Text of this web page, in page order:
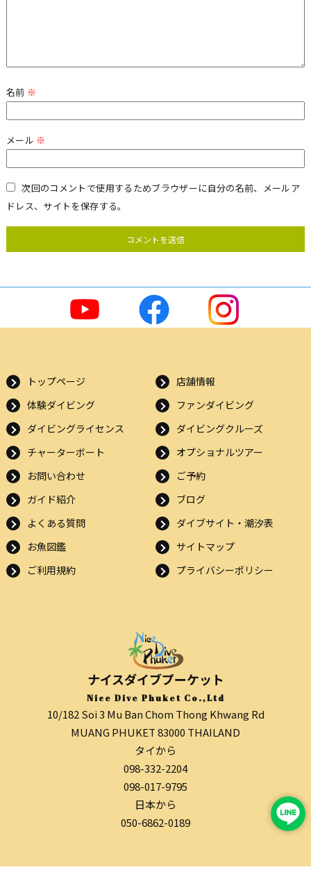
名前 ※
メール ※
次回のコメントで使用するためブラウザーに自分の名前、メールア
ドレス、サイトを保存する。
トップページ
店舗情報
体験ダイビング
ファンダイビング
ダイビングライセンス
ダイビングクルーズ
チャーターボート
オプショナルツアー
お問い合わせ
ご予約
ガイド紹介
ブログ
よくある質問
ダイブサイト・潮汐表
お魚図鑑
サイトマップ
ご利用規約
プライバシーポリシー
ナイスダイブプーケット
Nice Dive Phuket Co.,Ltd
10/182 Soi 3 Mu Ban Chom Thong Khwang Rd
MUANG PHUKET 83000 THAILAND
タイから
098-332-2204
098-017-9795
日本から
050-6862-0189